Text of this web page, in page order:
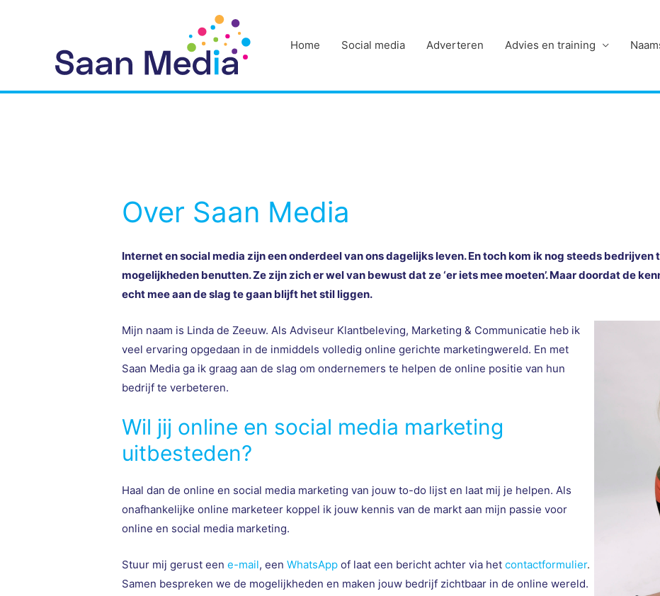
Home Social media Adverteren Advies en training
Over Saan Media
Internet en social media zijn een onderdeel van ons dagelijks leven. En toch kom ik nog steeds bedrijven
mogelijkheden benutten. Ze zijn zich er wel van bewust dat ze ‘er iets mee moeten’. Maar doordat de
echt mee aan de slag te gaan blijft het stil liggen.
Mijn naam is Linda de Zeeuw. Als Adviseur Klantbeleving, Marketing & Communicatie heb ik
veel ervaring opgedaan in de inmiddels volledig online gerichte marketingwereld. En met
Saan Media ga ik graag aan de slag om ondernemers te helpen de online positie van hun
bedrijf te verbeteren.
Wil jij online en social media marketing
uitbesteden?
Haal dan de online en social media marketing van jouw to-do lijst en laat mij je helpen. Als
onafhankelijke online marketeer koppel ik jouw kennis van de markt aan mijn passie voor
online en social media marketing.
Stuur mij gerust een e-mail, een WhatsApp of laat een bericht achter via het contactformulier.
Samen bespreken we de mogelijkheden en maken jouw bedrijf zichtbaar in de online wereld.